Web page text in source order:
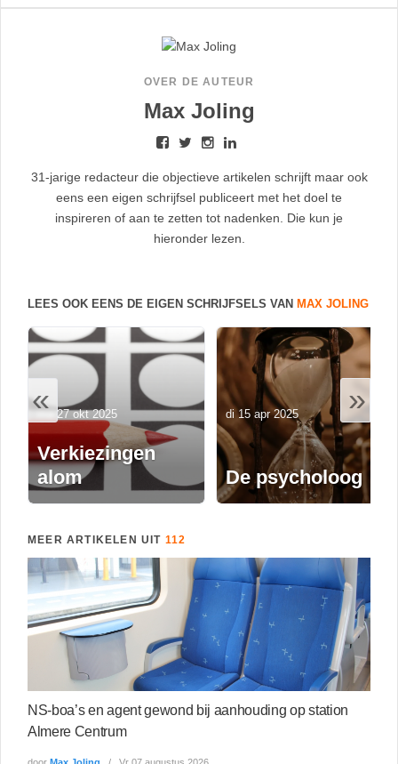
OVER DE AUTEUR
Max Joling
31-jarige redacteur die objectieve artikelen schrijft maar ook
eens een eigen schrijfsel publiceert met het doel te
inspireren of aan te zetten tot nadenken. Die kun je
hieronder lezen.
LEES OOK EENS DE EIGEN SCHRIJFSELS VAN MAX JOLING
«
Verkiezingen
alom
ma 27 okt 2025
De psycholoog
di 15 apr 2025 »
MEER ARTIKELEN UIT 112
NS-boa’s en agent gewond bij aanhouding op station
Almere Centrum